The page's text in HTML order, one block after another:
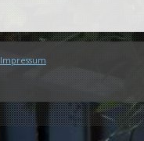
Impressum